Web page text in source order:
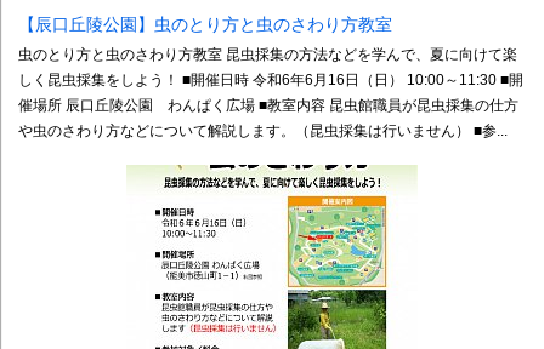
【辰口丘陵公園】虫のとり方と虫のさわり方教室
虫のとり方と虫のさわり方教室 昆虫採集の方法などを学んで、夏に向けて楽
しく昆虫採集をしよう！ ■開催日時 令和6年6月16日（日） 10:00～11:30 ■開
催場所 辰口丘陵公園 わんぱく広場 ■教室内容 昆虫館職員が昆虫採集の仕方
や虫のさわり方などについて解説します。（昆虫採集は行いません） ■参...